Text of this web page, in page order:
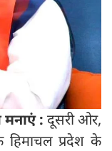
मनाएं : दूसरी ओर,
हिमाचल प्रदेश के